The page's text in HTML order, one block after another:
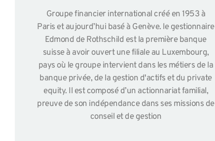
Groupe financier international créé en 1953 à
Paris et aujourd’hui basé à Genève. le gestionnaire
Edmond de Rothschild est la première banque
suisse à avoir ouvert une filiale au Luxembourg,
pays où le groupe intervient dans les métiers de la
banque privée, de la gestion d'actifs et du private
equity. Il est composé d’un actionnariat familial,
preuve de son indépendance dans ses missions de
conseil et de gestion